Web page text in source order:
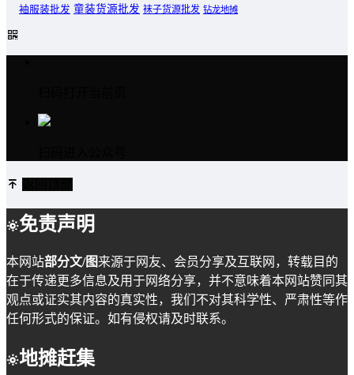
袖服装批发 童装货源批发 袜子货源批发 钻龙地摊
免责声明
本网站部分文/图来源于网友、会员分享及互联网，转载目的
在于传递更多信息及用于网络分享，并不意味着本网站赞同其
观点或证实其内容的真实性，我们不对其科学性、严肃性等作
任何形式的保证。如有侵权请及时联系。
地摊赶集